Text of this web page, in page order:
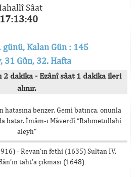
Sâat
17:13:41
günü, Kalan Gün : 145
31 Gün, 32. Hafta
2 dakika - Ezânî sâat 1 dakika ileri
alınır.
hatasına benzer. Gemi batınca, onunla
batar. İmâm-ı Mâverdî “Rahmetullahi
aleyh”
- Revan’ın fethi (1635) Sultan IV.
taht’a çıkması (1648)